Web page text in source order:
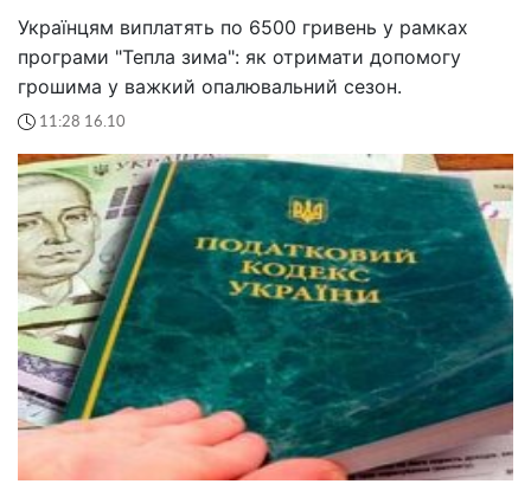
Українцям виплатять по 6500 гривень у рамках
програми "Тепла зима": як отримати допомогу
грошима у важкий опалювальний сезон.
11:28 16.10